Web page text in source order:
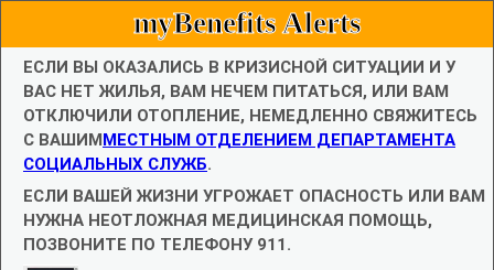
myBenefits Alerts
ЕСЛИ ВЫ ОКАЗАЛИСЬ В КРИЗИСНОЙ СИТУАЦИИ И У
ВАС НЕТ ЖИЛЬЯ, ВАМ НЕЧЕМ ПИТАТЬСЯ, ИЛИ ВАМ
ОТКЛЮЧИЛИ ОТОПЛЕНИЕ, НЕМЕДЛЕННО СВЯЖИТЕСЬ
С ВАШИММЕСТНЫМ ОТДЕЛЕНИЕМ ДЕПАРТАМЕНТА
СОЦИАЛЬНЫХ СЛУЖБ.
ЕСЛИ ВАШЕЙ ЖИЗНИ УГРОЖАЕТ ОПАСНОСТЬ ИЛИ ВАМ
НУЖНА НЕОТЛОЖНАЯ МЕДИЦИНСКАЯ ПОМОЩЬ,
ПОЗВОНИТЕ ПО ТЕЛЕФОНУ 911.